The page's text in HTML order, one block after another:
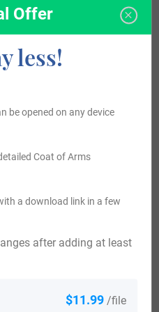
Notes
General
les cheveux épars 2 1 et
d’or en fasce et tenant
coquille d’or devant son
de l’écu Supports deux
BLASONRietstap’s
Offer
less!
$11.99 /file
after adding at least
be opened on any device
Coat of Arms
a download link in a few